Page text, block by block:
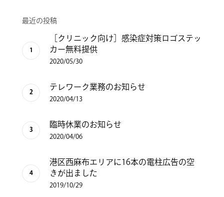
最近の投稿
［クリニック向け］感染症対策ロゴステッ
カー無料提供
2020/05/30
テレワーク業務のお知らせ
2020/04/13
臨時休業のお知らせ
2020/04/06
港区西麻布エリアに16本の電柱広告の空
きが出ました
2019/10/29